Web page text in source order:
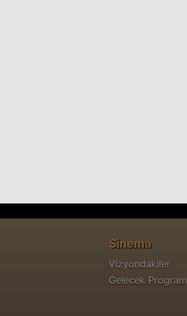
Sinema
Vizyondakiler
Gelecek Program